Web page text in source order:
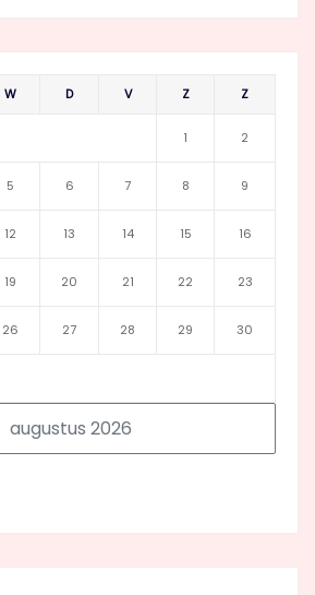
augustus 2026
W D V Z Z
1 2
5 6 7 8 9
12 13 14 15 16
19 20 21 22 23
26 27 28 29 30